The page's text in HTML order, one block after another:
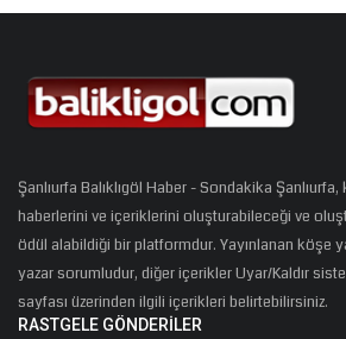
Şanlıurfa Balıklıgöl Haber - Sondakika Şanlıurfa,
haberlerini ve içeriklerini oluşturabileceği ve
ödül alabildiği bir platformdur. Yayınlanan köşe
yazar sorumludur, diğer içerikler Uyar/Kaldır
sayfası üzerinden ilgili içerikleri belirtebilirsiniz.
RASTGELE GÖNDERILER